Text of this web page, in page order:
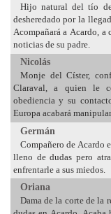
Hijo natural del tío
desheredado por la
Acompañará a Acardo, a
noticias de su padre.
Nicolás
Monje del Císter,
Claraval, a quien le
obediencia y su
Europa acabará
Germán
Compañero de Acardo
lleno de dudas pero
enfrentarle a sus miedos.
Oriana
Dama de la corte de la